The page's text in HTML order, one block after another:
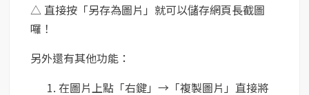
△ 直接按「另存為圖片」就可以儲存網頁長截圖
囉！
另外還有其他功能：
在圖片上點「右鍵」→「複製圖片」直接將